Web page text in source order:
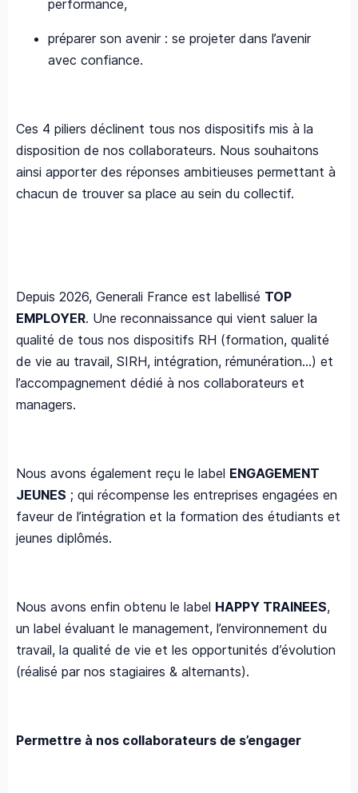
performance,​
préparer son avenir : se projeter dans l’avenir
avec confiance. ​
Ces 4 piliers déclinent tous nos dispositifs mis à la
disposition de nos collaborateurs. Nous souhaitons
ainsi apporter des réponses ambitieuses permettant à
chacun de trouver sa place au sein du collectif.
Depuis 2026, Generali France est labellisé TOP
EMPLOYER. Une reconnaissance qui vient saluer la
qualité de tous nos dispositifs RH (formation, qualité
de vie au travail, SIRH, intégration, rémunération…) et
l’accompagnement dédié à nos collaborateurs et
managers. ​
Nous avons également reçu le label ENGAGEMENT
JEUNES ; qui récompense les entreprises engagées en
faveur de l’intégration et la formation des étudiants et
jeunes diplômés.​
Nous avons enfin obtenu le label HAPPY TRAINEES,
un label évaluant le management, l’environnement du
travail, la qualité de vie et les opportunités d’évolution
(réalisé par nos stagiaires & alternants).
Permettre à nos collaborateurs de s’engager